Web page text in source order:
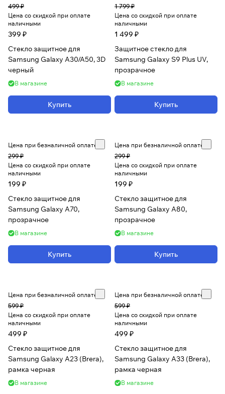
499 ₽
Цена со скидкой при оплате
наличными
399 ₽
Стекло защитное для
Samsung Galaxy A30/A50, 3D
черный
В магазине
Купить
1 799 ₽
Цена со скидкой при оплате
наличными
1 499 ₽
Защитное стекло для
Samsung Galaxy S9 Plus UV,
прозрачное
В магазине
Купить
Цена при безналичной оплате
299 ₽
Цена со скидкой при оплате
наличными
199 ₽
Стекло защитное для
Samsung Galaxy A70,
прозрачное
В магазине
Купить
Цена при безналичной оплате
299 ₽
Цена со скидкой при оплате
наличными
199 ₽
Стекло защитное для
Samsung Galaxy A80,
прозрачное
В магазине
Купить
Цена при безналичной оплате
599 ₽
Цена со скидкой при оплате
наличными
499 ₽
Стекло защитное для
Samsung Galaxy A23 (Brera),
рамка черная
В магазине
Цена при безналичной оплате
599 ₽
Цена со скидкой при оплате
наличными
499 ₽
Стекло защитное для
Samsung Galaxy A33 (Brera),
рамка черная
В магазине